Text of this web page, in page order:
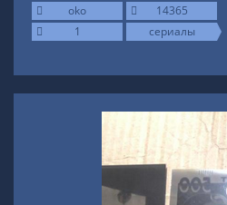
oko
14365
1
сериалы